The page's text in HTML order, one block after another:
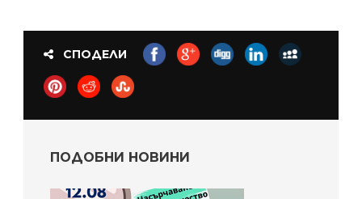
СПОДЕЛИ
ПОДОБНИ НОВИНИ